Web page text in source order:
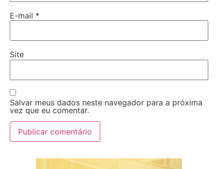
E-mail *
Site
Salvar meus dados neste navegador para a próxima
vez que eu comentar.